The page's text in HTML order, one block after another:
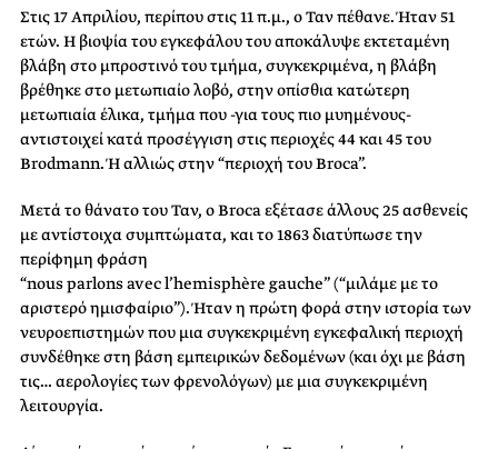
Στις 17 Απριλίου, περίπου στις 11 π.μ., ο Ταν πέθανε. Ήταν 51
ετών. Η βιοψία του εγκεφάλου του αποκάλυψε εκτεταμένη
βλάβη στο μπροστινό του τμήμα, συγκεκριμένα, η βλάβη
βρέθηκε στο μετωπιαίο λοβό, στην οπίσθια κατώτερη
μετωπιαία έλικα, τμήμα που -για τους πιο μυημένους-
αντιστοιχεί κατά προσέγγιση στις περιοχές 44 και 45 του
Brodmann. Ή αλλιώς στην“περιοχή του Broca”.
Μετά το θάνατο του Ταν, οBrocaεξέτασε άλλους 25 ασθενείς
με αντίστοιχα συμπτώματα, και το 1863 διατύπωσε την
περίφημη φράση
“nous parlons avec l’hemisphère gauche”(“μιλάμε με το
αριστερό ημισφαίριο”). Ήταν η πρώτη φορά στην ιστορία των
νευροεπιστημών που μια συγκεκριμένη εγκεφαλική περιοχή
συνδέθηκε στη βάση εμπειρικών δεδομένων (και όχι με βάση
τις… αερολογίες των φρενολόγων) με μια συγκεκριμένη
λειτουργία.